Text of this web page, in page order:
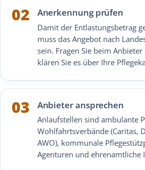
02 Anerkennung prüfen
Damit der Entlastungsbetrag
muss das Angebot nach
sein. Fragen Sie beim
klären Sie es über Ihre
03 Anbieter ansprechen
Anlaufstellen sind ambulante
Wohlfahrtsverbände (Caritas,
AWO), kommunale
Agenturen und ehrenamtliche